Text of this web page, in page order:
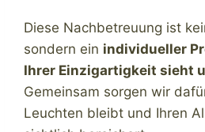
Diese Nachbetreuung ist
sondern ein individueller
Ihrer Einzigartigkeit sieht
Gemeinsam sorgen wir
Leuchten bleibt und Ihren